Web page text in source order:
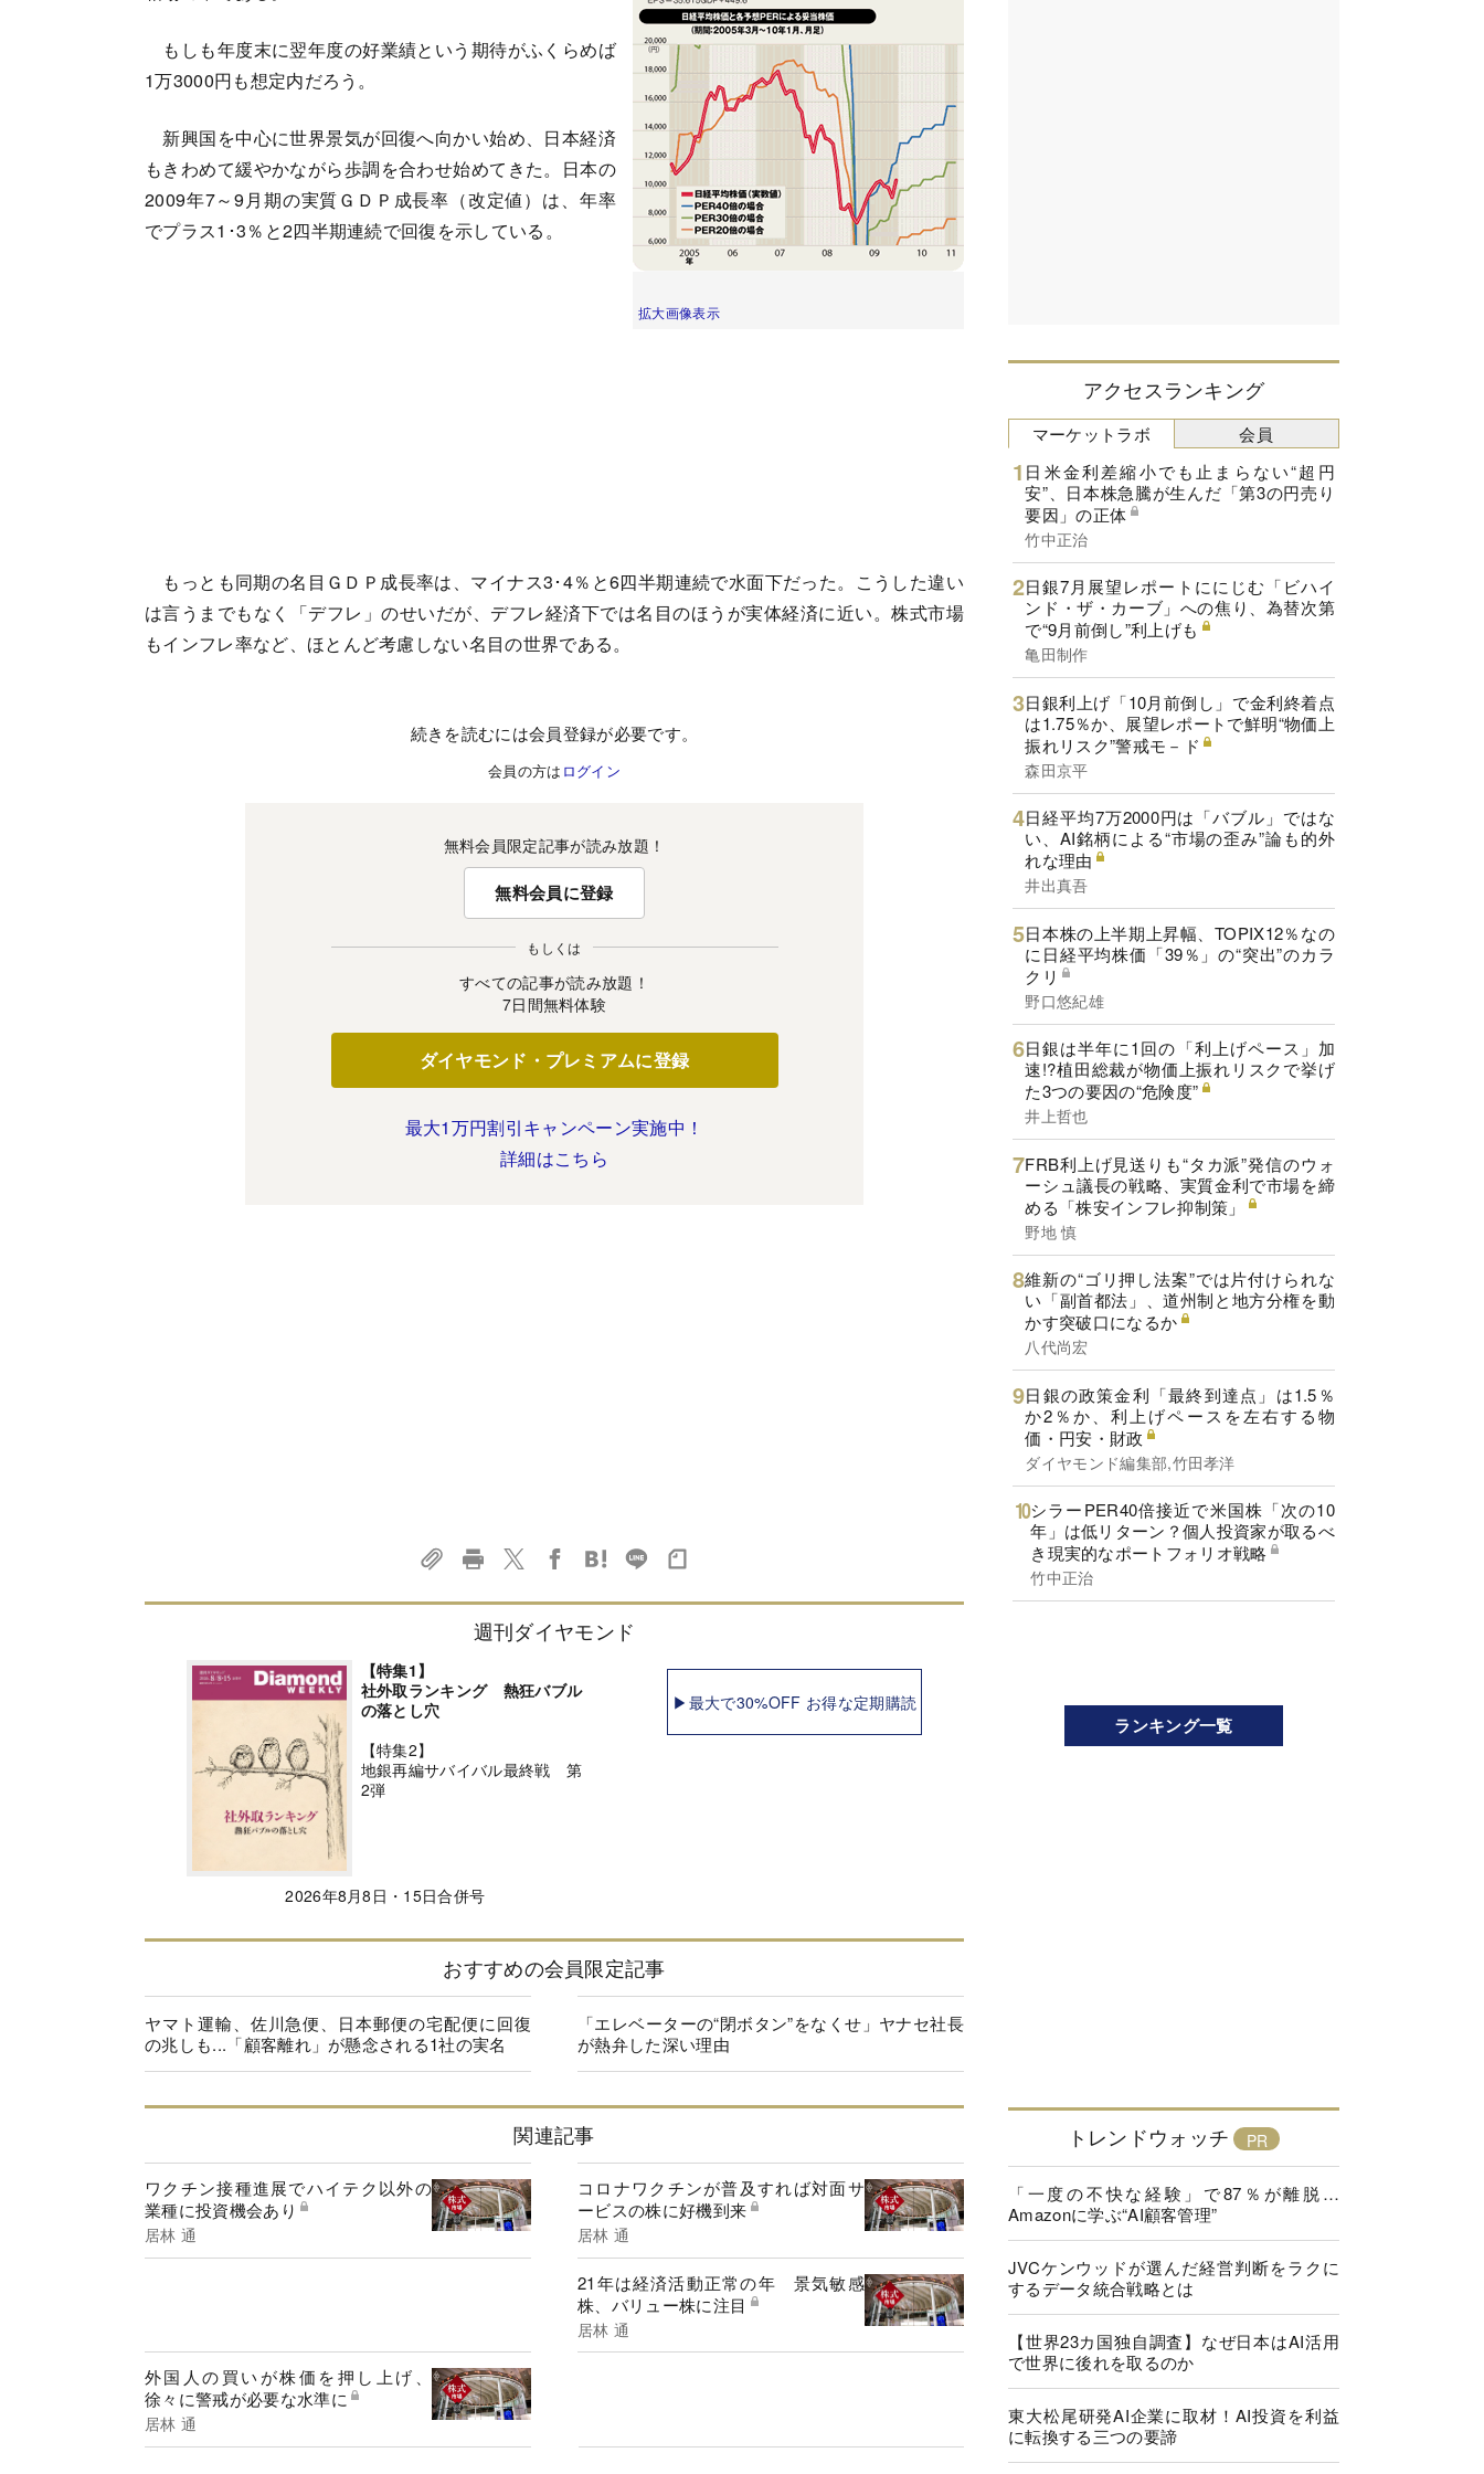
拡大画像表示
もしも年度末に翌年度の好業績という期待がふくらめば
1万3000円も想定内だろう。
新興国を中心に世界景気が回復へ向かい始め、日本経済
もきわめて緩やかながら歩調を合わせ始めてきた。日本の
2009年7～9月期の実質ＧＤＰ成長率（改定値）は、年率
でプラス1･3％と2四半期連続で回復を示している。
もっとも同期の名目ＧＤＰ成長率は、マイナス3･4％と6四半期連続で水面下だった。こうした違い
は言うまでもなく「デフレ」のせいだが、デフレ経済下では名目のほうが実体経済に近い。株式市場
もインフレ率など、ほとんど考慮しない名目の世界である。
続きを読むには会員登録が必要です。
会員の方は ログイン
無料会員限定記事が読み放題！
無料会員に登録
もしくは
すべての記事が読み放題！
7日間無料体験
ダイヤモンド・プレミアムに登録
最大1万円割引キャンペーン実施中！
詳細はこちら
週刊ダイヤモンド
【特集1】
社外取ランキング 熱狂バブル
の落とし穴
【特集2】
地銀再編サバイバル最終戦 第
2弾
2026年8月8日・15日合併号
▶最大で30%OFF お得な定期購読
おすすめの会員限定記事
ヤマト運輸、佐川急便、日本郵便の宅配便に回復
の兆しも...「顧客離れ」が懸念される1社の実名
「エレベーターの“閉ボタン”をなくせ」ヤナセ社長
が熱弁した深い理由
関連記事
ワクチン接種進展でハイテク以外の
業種に投資機会あり
居林 通
コロナワクチンが普及すれば対面サ
ービスの株に好機到来
居林 通
21年は経済活動正常の年 景気敏感
株、バリュー株に注目
居林 通
外国人の買いが株価を押し上げ、
徐々に警戒が必要な水準に
居林 通
アクセスランキング
マーケットラボ
日米金利差縮小でも止まらない“超円
安”、日本株急騰が生んだ「第3の円売り
要因」の正体
竹中正治
日銀7月展望レポートににじむ「ビハイ
ンド・ザ・カーブ」への焦り、為替次第
で“9月前倒し”利上げも
亀田制作
日銀利上げ「10月前倒し」で金利終着点
は1.75％か、展望レポートで鮮明“物価上
振れリスク”警戒モ－ド
森田京平
日経平均7万2000円は「バブル」ではな
い、AI銘柄による“市場の歪み”論も的外
れな理由
井出真吾
日本株の上半期上昇幅、TOPIX12％なの
に日経平均株価「39％」の“突出”のカラ
クリ
野口悠紀雄
日銀は半年に1回の「利上げペース」加
速!?植田総裁が物価上振れリスクで挙げ
た3つの要因の“危険度”
井上哲也
FRB利上げ見送りも“タカ派”発信のウォ
ーシュ議長の戦略、実質金利で市場を締
める「株安インフレ抑制策」
野地 慎
維新の“ゴリ押し法案”では片付けられな
い「副首都法」、道州制と地方分権を動
かす突破口になるか
八代尚宏
日銀の政策金利「最終到達点」は1.5％
か2％か、利上げペースを左右する物
価・円安・財政
ダイヤモンド編集部,竹田孝洋
シラーPER40倍接近で米国株「次の10
年」は低リターン？個人投資家が取るべ
き現実的なポートフォリオ戦略
竹中正治
会員
ランキング一覧
トレンドウォッチ
「一度の不快な経験」で87％が離脱…
Amazonに学ぶ“AI顧客管理”
JVCケンウッドが選んだ経営判断をラクに
するデータ統合戦略とは
【世界23カ国独自調査】なぜ日本はAI活用
で世界に後れを取るのか
東大松尾研発AI企業に取材！AI投資を利益
に転換する三つの要諦